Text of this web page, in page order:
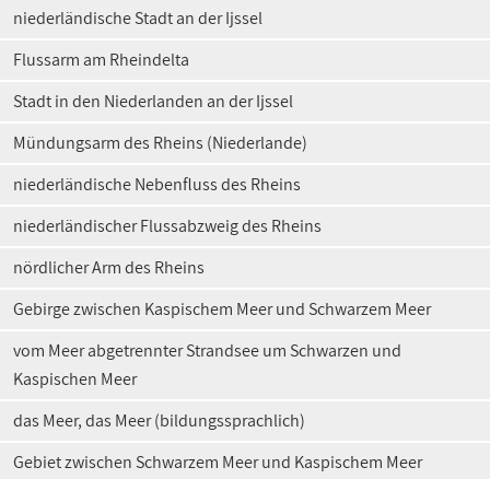
niederländische Stadt an der Ijssel
Flussarm am Rheindelta
Stadt in den Niederlanden an der Ijssel
Mündungsarm des Rheins (Niederlande)
niederländische Nebenfluss des Rheins
niederländischer Flussabzweig des Rheins
nördlicher Arm des Rheins
Gebirge zwischen Kaspischem Meer und Schwarzem Meer
vom Meer abgetrennter Strandsee um Schwarzen und
Kaspischen Meer
das Meer, das Meer (bildungssprachlich)
Gebiet zwischen Schwarzem Meer und Kaspischem Meer